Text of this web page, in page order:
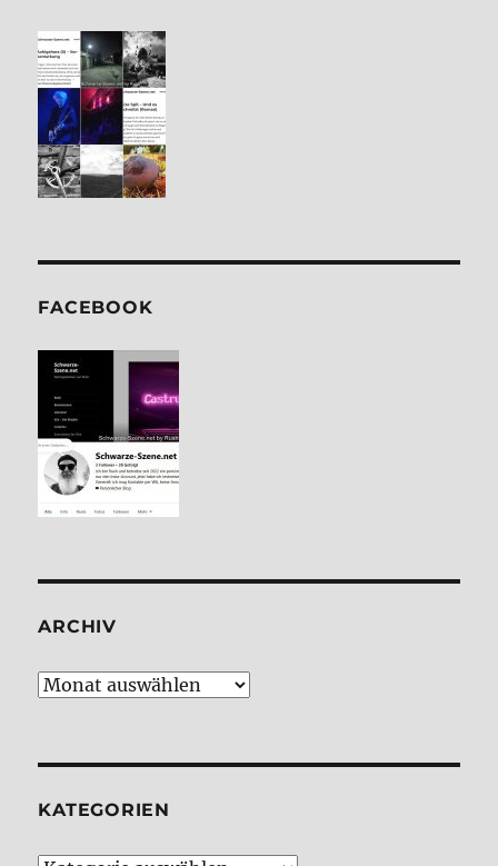
FACE­BOOK
ARCHIV
Archiv
KATE­GO­RIEN